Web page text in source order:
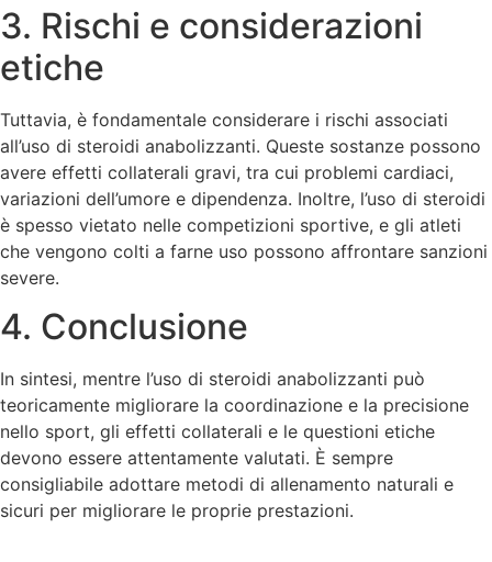
3. Rischi e considerazioni
etiche
Tuttavia, è fondamentale considerare i rischi associati
all’uso di steroidi anabolizzanti. Queste sostanze possono
avere effetti collaterali gravi, tra cui problemi cardiaci,
variazioni dell’umore e dipendenza. Inoltre, l’uso di steroidi
è spesso vietato nelle competizioni sportive, e gli atleti
che vengono colti a farne uso possono affrontare sanzioni
severe.
4. Conclusione
In sintesi, mentre l’uso di steroidi anabolizzanti può
teoricamente migliorare la coordinazione e la precisione
nello sport, gli effetti collaterali e le questioni etiche
devono essere attentamente valutati. È sempre
consigliabile adottare metodi di allenamento naturali e
sicuri per migliorare le proprie prestazioni.